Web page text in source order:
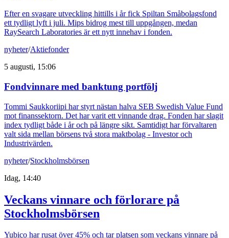
Efter en svagare utveckling hittills i år fick Spiltan Småbolagsfond
ett tydligt lyft i juli. Mips bidrog mest till uppgången, medan
RaySearch Laboratories är ett nytt innehav i fonden.
nyheter/Aktiefonder
5 augusti, 15:06
Fondvinnare med banktung portfölj
Tommi Saukkoriipi har styrt nästan halva SEB Swedish Value Fund
mot finanssektorn. Det har varit ett vinnande drag. Fonden har slagit
index tydligt både i år och på längre sikt. Samtidigt har förvaltaren
valt sida mellan börsens två stora maktbolag - Investor och
Industrivärden.
nyheter/Stockholmsbörsen
Idag, 14:40
Veckans vinnare och förlorare på
Stockholmsbörsen
Yubico har rusat över 45% och tar platsen som veckans vinnare på